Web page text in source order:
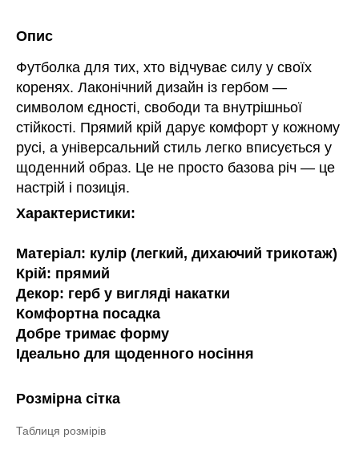
Опис
Футболка для тих, хто відчуває силу у своїх
коренях. Лаконічний дизайн із гербом —
символом єдності, свободи та внутрішньої
стійкості. Прямий крій дарує комфорт у кожному
русі, а універсальний стиль легко вписується у
щоденний образ. Це не просто базова річ — це
настрій і позиція.
Характеристики:
Матеріал: кулір (легкий, дихаючий трикотаж)
Крій: прямий
Декор: герб у вигляді накатки
Комфортна посадка
Добре тримає форму
Ідеально для щоденного носіння
Розмірна сітка
Таблиця розмірів